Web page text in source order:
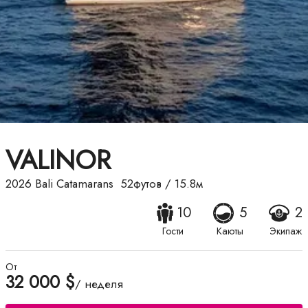
VALINOR
2026 Bali Catamarans 52футов / 15.8м
10
Гости
5
Каюты
2
Экипаж
От
32 000 $/ неделя